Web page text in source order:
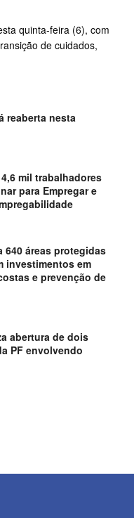
quinta-feira (6), com
de cuidados,
reaberta nesta
mil trabalhadores
para Empregar e
640 áreas protegidas
investimentos em
e prevenção de
abertura de dois
PF envolvendo